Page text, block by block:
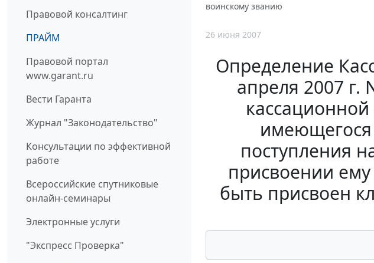
Правовой консалтинг
ПРАЙМ
Правовой портал
www.garant.ru
Вести Гаранта
Журнал "Законодательство"
Консультации по эффективной
работе
Всероссийские спутниковые
онлайн-семинары
Электронные услуги
"Экспресс Проверка"
воинскому званию
26 июня 2007
Определение
апреля 2007 г.
имеющегося
поступления
присвоении
быть присвоен